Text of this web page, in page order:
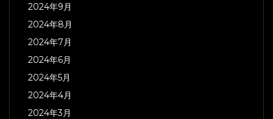
2024年9月
2024年8月
2024年7月
2024年6月
2024年5月
2024年4月
2024年3月